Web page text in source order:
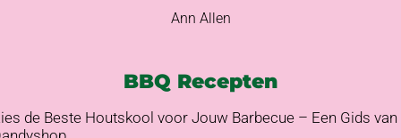
Ann Allen
BBQ Recepten
de Beste Houtskool voor Jouw Barbecue – Een Gids van